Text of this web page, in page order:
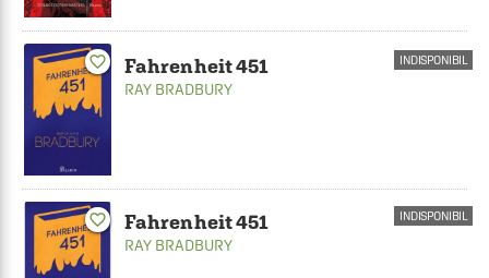
favorite_border Fahrenheit 451
RAY BRADBURY
INDISPONIBIL
favorite_border Fahrenheit 451
RAY BRADBURY
INDISPONIBIL